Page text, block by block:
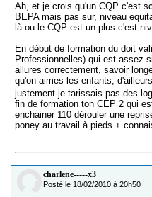
Ah, et je crois qu'un CQP c'est
BEPA mais pas sur, niveau
là ou le CQP est un plus c'est
En début de formation du doit
Professionnelles) qui est assez
allures correctement, savoir
qu'on aimes les enfants,
justement je tarissais pas des
fin de formation ton CEP 2 qui
enchainer 110 dérouler une
poney au travail à pieds +
charlene-----x3
Posté le 18/02/2010 à 20h50